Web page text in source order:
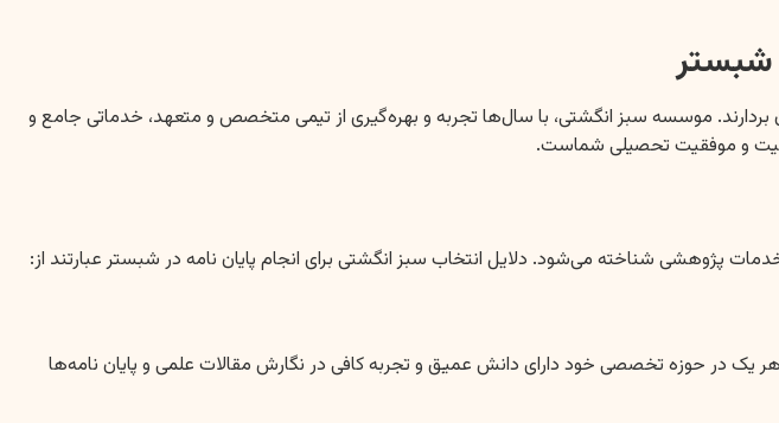
شبستر
موسسه سبز انگشتی، با سال‌ها تجربه و بهره‌گیری از تیمی متخصص و متعهد، خدماتی جامع و
و موفقیت تحصیلی شماست.
پژوهشی شناخته می‌شود. دلایل انتخاب سبز انگشتی برای انجام پایان نامه در شبستر عبارتند از:
یک در حوزه تخصصی خود دارای دانش عمیق و تجربه کافی در نگارش مقالات علمی و پایان نامه‌ها